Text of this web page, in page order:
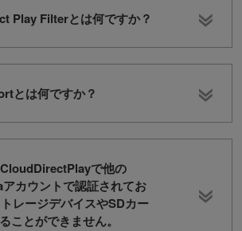
Play Filterとは何ですか？
とは何ですか？
で他の
カウントで認証されてお
レージデバイスやSDカー
ことができません。